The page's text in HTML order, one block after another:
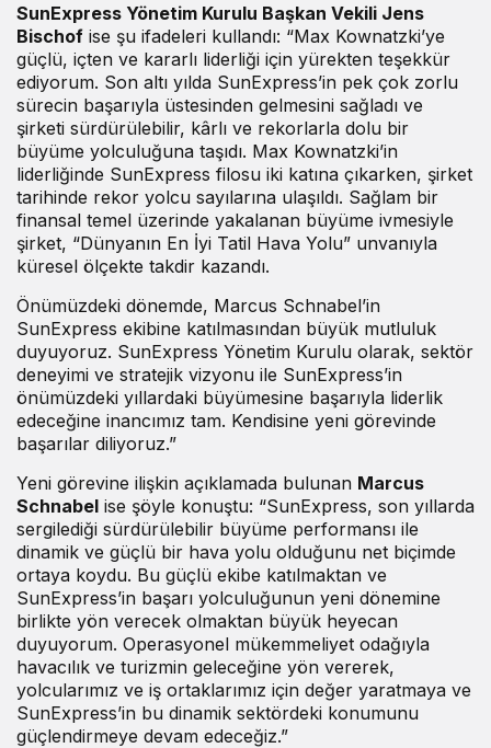
SunExpress Yönetim Kurulu Başkan Vekili Jens
Bischof ise şu ifadeleri kullandı: “Max Kownatzki’ye
güçlü, içten ve kararlı liderliği için yürekten teşekkür
ediyorum. Son altı yılda SunExpress’in pek çok zorlu
sürecin başarıyla üstesinden gelmesini sağladı ve
şirketi sürdürülebilir, kârlı ve rekorlarla dolu bir
büyüme yolculuğuna taşıdı. Max Kownatzki’in
liderliğinde SunExpress filosu iki katına çıkarken, şirket
tarihinde rekor yolcu sayılarına ulaşıldı. Sağlam bir
finansal temel üzerinde yakalanan büyüme ivmesiyle
şirket, “Dünyanın En İyi Tatil Hava Yolu” unvanıyla
küresel ölçekte takdir kazandı.
Önümüzdeki dönemde, Marcus Schnabel’in
SunExpress ekibine katılmasından büyük mutluluk
duyuyoruz. SunExpress Yönetim Kurulu olarak, sektör
deneyimi ve stratejik vizyonu ile SunExpress’in
önümüzdeki yıllardaki büyümesine başarıyla liderlik
edeceğine inancımız tam. Kendisine yeni görevinde
başarılar diliyoruz.”
Yeni görevine ilişkin açıklamada bulunan Marcus
Schnabel ise şöyle konuştu: “SunExpress, son yıllarda
sergilediği sürdürülebilir büyüme performansı ile
dinamik ve güçlü bir hava yolu olduğunu net biçimde
ortaya koydu. Bu güçlü ekibe katılmaktan ve
SunExpress’in başarı yolculuğunun yeni dönemine
birlikte yön verecek olmaktan büyük heyecan
duyuyorum. Operasyonel mükemmeliyet odağıyla
havacılık ve turizmin geleceğine yön vererek,
yolcularımız ve iş ortaklarımız için değer yaratmaya ve
SunExpress’in bu dinamik sektördeki konumunu
güçlendirmeye devam edeceğiz.”